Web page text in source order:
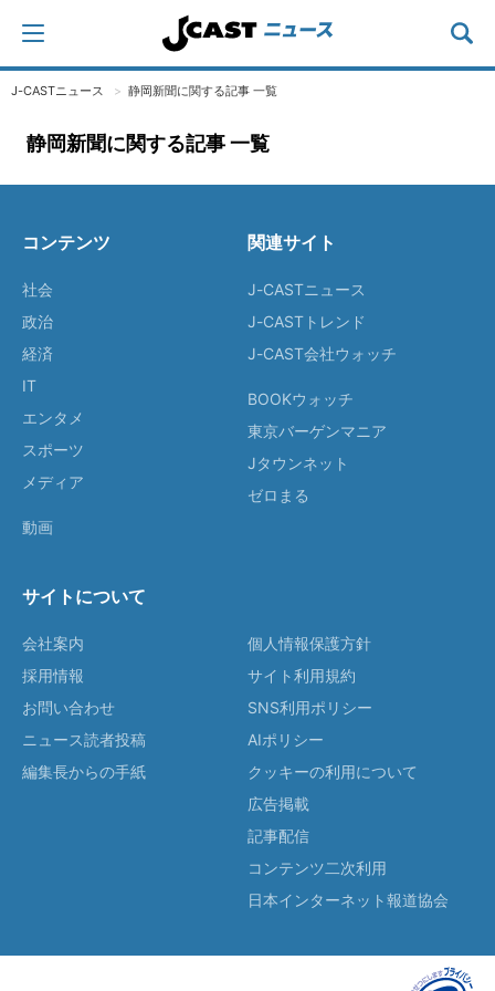
J-CASTニュース 静岡新聞に関する記事 一覧
静岡新聞に関する記事 一覧
コンテンツ
社会
政治
経済
IT
エンタメ
スポーツ
メディア
動画
関連サイト
J-CASTニュース
J-CASTトレンド
J-CAST会社ウォッチ
BOOKウォッチ
東京バーゲンマニア
Jタウンネット
ゼロまる
サイトについて
会社案内
採用情報
お問い合わせ
ニュース読者投稿
編集長からの手紙
個人情報保護方針
サイト利用規約
SNS利用ポリシー
AIポリシー
クッキーの利用について
広告掲載
記事配信
コンテンツ二次利用
日本インターネット報道協会